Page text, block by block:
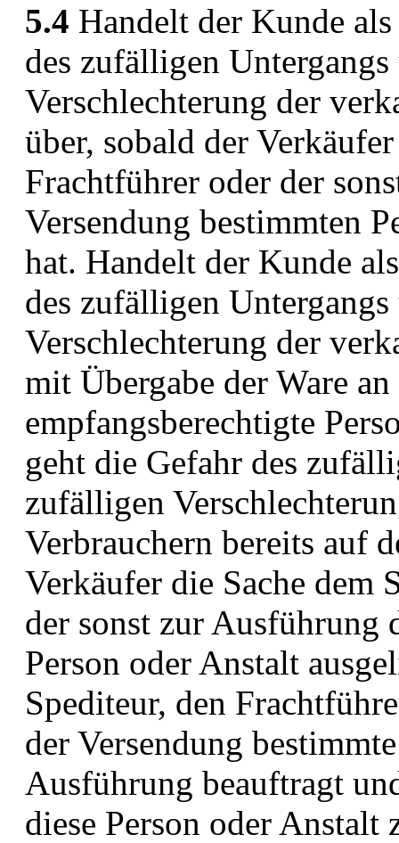
5.4 Handelt der Kunde
des zufälligen
Verschlechterung der
über, sobald der
Frachtführer oder der
Versendung bestimmten
hat. Handelt der Kunde
des zufälligen
Verschlechterung der
mit Übergabe der Ware
empfangsberechtigte
geht die Gefahr des
zufälligen
Verbrauchern bereits auf
Verkäufer die Sache dem
der sonst zur Ausführung
Person oder Anstalt
Spediteur, den
der Versendung
Ausführung beauftragt
diese Person oder